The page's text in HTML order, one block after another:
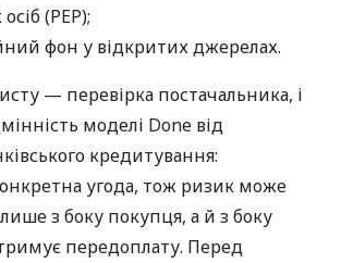
(PEP);
фон у відкритих джерелах.
— перевірка постачальника, і
моделі Done від
кредитування:
угода, тож ризик може
з боку покупця, а й з боку
передоплату. Перед